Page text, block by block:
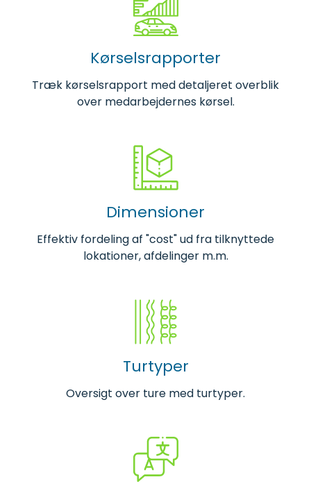
Kørselsrapporter
Træk kørselsrapport med detaljeret overblik
over medarbejdernes kørsel.
Dimensioner
Effektiv fordeling af "cost" ud fra tilknyttede
lokationer, afdelinger m.m.
Turtyper
Oversigt over ture med turtyper.